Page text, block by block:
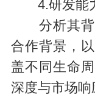
4.研发能力
分析其背
合作背景，
盖不同生命
深度与市场响